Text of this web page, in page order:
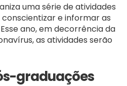
uma série de atividades
e informar as
ano, em decorrência da
as atividades serão
graduações